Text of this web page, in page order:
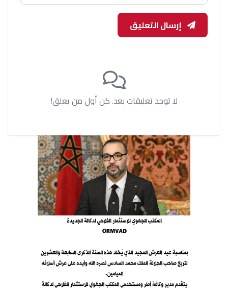
إرسال التعليق
لا توجد تعليقات بعد. كن أول من يعلق!